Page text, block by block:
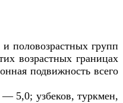
половозрастных групп
возрастных границах
подвижность всего
— 5,0; узбеков, туркмен,